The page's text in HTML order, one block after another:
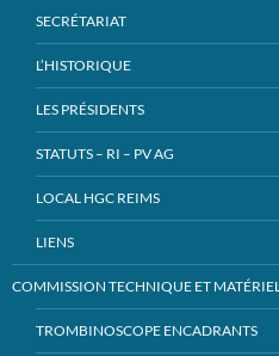
SECRÉTARIAT
L’HISTORIQUE
LES PRÉSIDENTS
STATUTS – RI – PV AG
LOCAL HGC REIMS
LIENS
COMMISSION TECHNIQUE ET MATÉRIEL
TROMBINOSCOPE ENCADRANTS